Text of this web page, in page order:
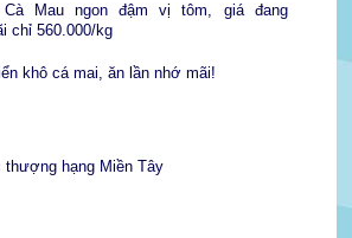
Mau ngon đậm vị tôm, giá đang
chỉ 560.000/kg
khô cá mai, ăn lần nhớ mãi!
thượng hạng Miền Tây